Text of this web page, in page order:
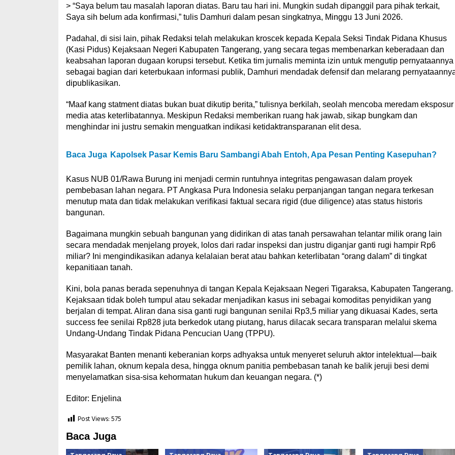
> “Saya belum tau masalah laporan diatas. Baru tau hari ini. Mungkin sudah dipanggil para pihak terkait,
Saya sih belum ada konfirmasi,” tulis Damhuri dalam pesan singkatnya, Minggu 13 Juni 2026.
Padahal, di sisi lain, pihak Redaksi telah melakukan kroscek kepada Kepala Seksi Tindak Pidana Khusus
(Kasi Pidus) Kejaksaan Negeri Kabupaten Tangerang, yang secara tegas membenarkan keberadaan dan
keabsahan laporan dugaan korupsi tersebut. Ketika tim jurnalis meminta izin untuk mengutip pernyataannya
sebagai bagian dari keterbukaan informasi publik, Damhuri mendadak defensif dan melarang
dipublikasikan.
“Maaf kang statment diatas bukan buat dikutip berita,” tulisnya berkilah, seolah mencoba meredam eksposur
media atas keterlibatannya. Meskipun Redaksi memberikan ruang hak jawab, sikap bungkam dan
menghindar ini justru semakin menguatkan indikasi ketidaktransparanan elit desa.
Baca Juga Kapolsek Pasar Kemis Baru Sambangi Abah Entoh, Apa Pesan Penting Kasepuhan?
Kasus NUB 01/Rawa Burung ini menjadi cermin runtuhnya integritas pengawasan dalam proyek
pembebasan lahan negara. PT Angkasa Pura Indonesia selaku perpanjangan tangan negara terkesan
menutup mata dan tidak melakukan verifikasi faktual secara rigid (due diligence) atas status historis
bangunan.
Bagaimana mungkin sebuah bangunan yang didirikan di atas tanah persawahan telantar milik orang lain
secara mendadak menjelang proyek, lolos dari radar inspeksi dan justru diganjar ganti rugi hampir Rp6
miliar? Ini mengindikasikan adanya kelalaian berat atau bahkan keterlibatan “orang dalam” di tingkat
kepanitiaan tanah.
Kini, bola panas berada sepenuhnya di tangan Kepala Kejaksaan Negeri Tigaraksa, Kabupaten Tangerang.
Kejaksaan tidak boleh tumpul atau sekadar menjadikan kasus ini sebagai komoditas penyidikan yang
berjalan di tempat. Aliran dana sisa ganti rugi bangunan senilai Rp3,5 miliar yang dikuasai Kades, serta
success fee senilai Rp828 juta berkedok utang piutang, harus dilacak secara transparan melalui skema
Undang-Undang Tindak Pidana Pencucian Uang (TPPU).
Masyarakat Banten menanti keberanian korps adhyaksa untuk menyeret seluruh aktor intelektual—baik
pemilik lahan, oknum kepala desa, hingga oknum panitia pembebasan tanah ke balik jeruji besi demi
menyelamatkan sisa-sisa kehormatan hukum dan keuangan negara. (*)
Editor: Enjelina
Post Views:575
Baca Juga